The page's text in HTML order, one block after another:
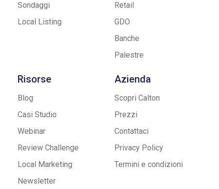
Sondaggi
Local Listing
Retail
GDO
Banche
Palestre
Risorse
Blog
Casi Studio
Webinar
Review Challenge
Local Marketing
Newsletter
Azienda
Scopri Calton
Prezzi
Contattaci
Privacy Policy
Termini e condizioni